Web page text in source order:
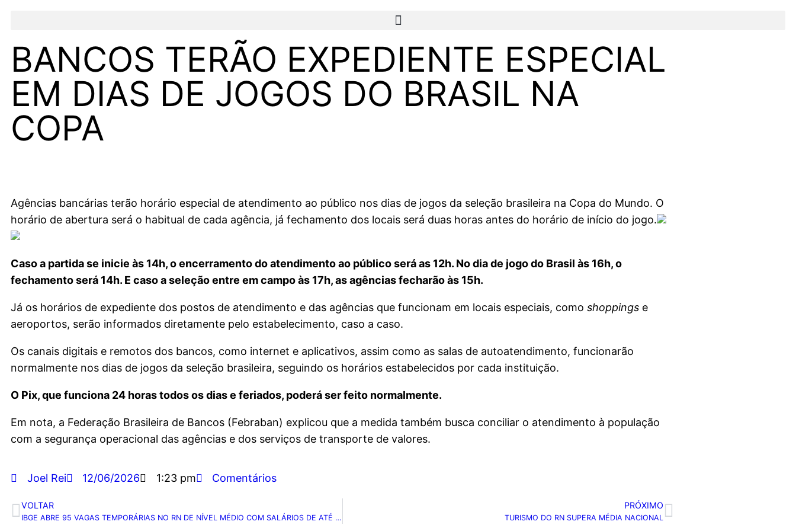
BANCOS TERÃO EXPEDIENTE ESPECIAL
EM DIAS DE JOGOS DO BRASIL NA
COPA
Agências bancárias terão horário especial de atendimento ao público nos dias de jogos da seleção brasileira na Copa do Mundo. O
horário de abertura será o habitual de cada agência, já fechamento dos locais será duas horas antes do horário de início do jogo.
Caso a partida se inicie às 14h, o encerramento do atendimento ao público será as 12h. No dia de jogo do Brasil às 16h, o
fechamento será 14h. E caso a seleção entre em campo às 17h, as agências fecharão às 15h.
Já os horários de expediente dos postos de atendimento e das agências que funcionam em locais especiais, como shoppings e
aeroportos, serão informados diretamente pelo estabelecimento, caso a caso.
Os canais digitais e remotos dos bancos, como internet e aplicativos, assim como as salas de autoatendimento, funcionarão
normalmente nos dias de jogos da seleção brasileira, seguindo os horários estabelecidos por cada instituição.
O Pix, que funciona 24 horas todos os dias e feriados, poderá ser feito normalmente.
Em nota, a Federação Brasileira de Bancos (Febraban) explicou que a medida também busca conciliar o atendimento à população
com a segurança operacional das agências e dos serviços de transporte de valores.
Joel Rei 12/06/2026 1:23 pm Comentários
VOLTAR
IBGE ABRE 95 VAGAS TEMPORÁRIAS NO RN DE NÍVEL MÉDIO COM SALÁRIOS DE ATÉ R$ 4 MIL
PRÓXIMO
TURISMO DO RN SUPERA MÉDIA NACIONAL